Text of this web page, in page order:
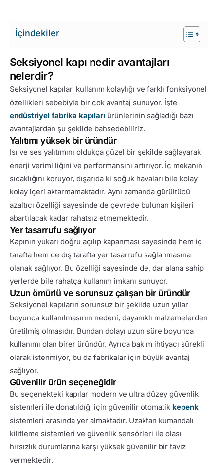
İçindekiler
Seksiyonel kapı nedir avantajları
nelerdir?
Seksiyonel kapılar, kullanım kolaylığı ve farklı fonksiyonel
özellikleri sebebiyle bir çok avantaj sunuyor. İşte
endüstriyel fabrika kapılarıürünlerinin sağladığı bazı
avantajlardan şu şekilde bahsedebiliriz.
Yalıtımı yüksek bir üründür
Isı ve ses yalıtımını oldukça güzel bir şekilde sağlayarak
enerji verimliliğini ve performansını artırıyor. İç mekanın
sıcaklığını koruyor, dışarıda ki soğuk havaları bile kolay
kolay içeri aktarmamaktadır. Aynı zamanda gürültücü
azaltıcı özelliği sayesinde de çevrede bulunan kişileri
abartılacak kadar rahatsız etmemektedir.
Yer tasarrufu sağlıyor
Kapının yukarı doğru açılıp kapanması sayesinde hem iç
tarafta hem de dış tarafta yer tasarrufu sağlanmasına
olanak sağlıyor. Bu özelliği sayesinde de, dar alana sahip
yerlerde bile rahatça kullanım imkanı sunuyor.
Uzun ömürlü ve sorunsuz çalışan bir üründür
Seksiyonel kapıların sorunsuz bir şekilde uzun yıllar
boyunca kullanılmasının nedeni, dayanıklı malzemelerden
üretilmiş olmasıdır. Bundan dolayı uzun süre boyunca
kullanımı olan birer üründür. Ayrıca bakım ihtiyacı sürekli
olarak istenmiyor, bu da fabrikalar için büyük avantaj
sağlıyor.
Güvenilir ürün seçeneğidir
Bu seçenekteki kapılar modern ve ultra düzey güvenlik
sistemleri ile donatıldığı için güvenilir otomatikkepenk
sistemleri arasında yer almaktadır. Uzaktan kumandalı
kilitleme sistemleri ve güvenlik sensörleri ile olası
hırsızlık durumlarına karşı yüksek güvenilir bir taviz
vermektedir.